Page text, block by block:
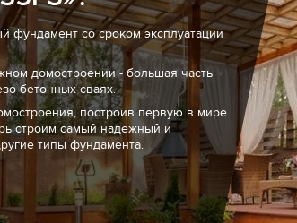
фундамент со сроком эксплуатации
домостроении - большая часть
бетонных сваях.
построив первую в мире
строим самый надежный и
типы фундамента.